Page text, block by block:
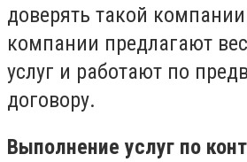
доверять такой
компании предлагают
услуг и работают по
договору.
Выполнение услуг по